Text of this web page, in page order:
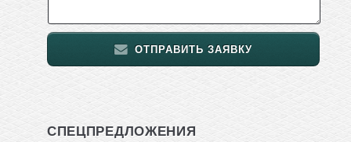
ОТПРАВИТЬ ЗАЯВКУ
СПЕЦПРЕДЛОЖЕНИЯ